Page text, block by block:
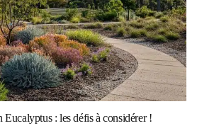
Eucalyptus : les défis à considérer !